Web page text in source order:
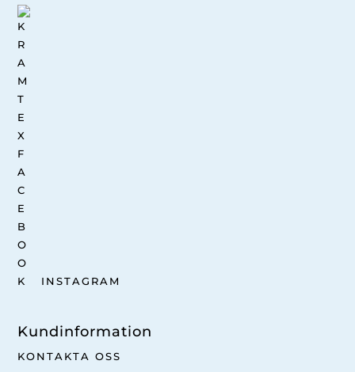
INSTAGRAM
Kundinformation
KONTAKTA OSS